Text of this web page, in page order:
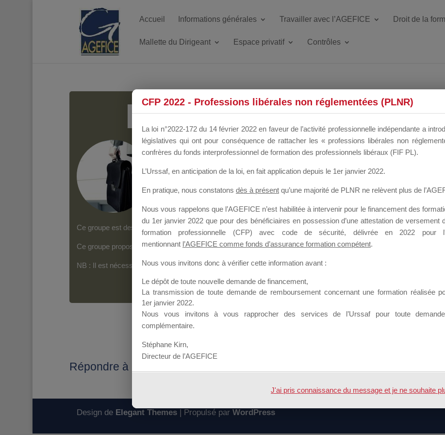
Accueil Informations générales Travailler avec l’AGEFICE Droit de la
Mallette du Dirigeant Espace privatif Contrôles
MALLETTE DU
Groupe Public il y a un mois
Ce groupe est destiné aux Organismes de Formation qui souhaitent répondre à l’Appel à Propositions Mallette du
Ce groupe propose un forum dédié au support sur lequel il est possible de laisser un message ou poser une question.
NB : Il est nécessaire d’êtreinscrit(e)pour pouvoir rejoindre ce groupe
Répondre à : CALENDRIER DES SESSIONS
Design de Elegant Themes| Propulsé par WordPress
CFP 2022 - Professions libérales non réglementées (PLNR)
La loi n°2022-172 du 14 février 2022 en faveur de l’activité professionnelle indépendante a
législatives qui ont pour conséquence de rattacher les « professions libérales non
confrères du fonds interprofessionnel de formation des professionnels libéraux (FIF PL).
L’Urssaf, en anticipation de la loi, en fait application depuis le 1er janvier 2022.
En pratique, nous constatons dès à présent qu’une majorité de PLNR ne relèvent plus de
Nous vous rappelons que l’AGEFICE n’est habilitée à intervenir pour le financement des
du 1er janvier 2022 que pour des bénéficiaires en possession d’une attestation de versement
formation professionnelle (CFP) avec code de sécurité, délivrée en 2022 pour
mentionnant l’AGEFICE comme fonds d’assurance formation compétent.
Nous vous invitons donc à vérifier cette information avant :
Le dépôt de toute nouvelle demande de financement,
La transmission de toute demande de remboursement concernant une formation réalisée
1er janvier 2022.
Nous vous invitons à vous rapprocher des services de l’Urssaf pour toute
complémentaire.
Stéphane Kirn,
Directeur de l’AGEFICE
J'ai pris connaissance du message et je ne souhaite